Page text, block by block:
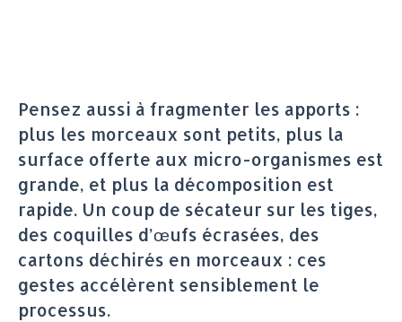
Pensez aussi à fragmenter les apports :
plus les morceaux sont petits, plus la
surface offerte aux micro-organismes est
grande, et plus la décomposition est
rapide. Un coup de sécateur sur les tiges,
des coquilles d’œufs écrasées, des
cartons déchirés en morceaux : ces
gestes accélèrent sensiblement le
processus.